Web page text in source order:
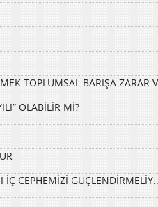
TOPLUMSAL BARIŞA ZARAR
OLABİLİR Mİ?
İÇ CEPHEMİZİ